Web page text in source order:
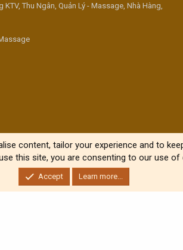
KTV, Thu Ngân, Quản Lý - Massage, Nhà Hàng,
content, tailor your experience and to
this site, you are consenting to our use of
Accept Learn more...